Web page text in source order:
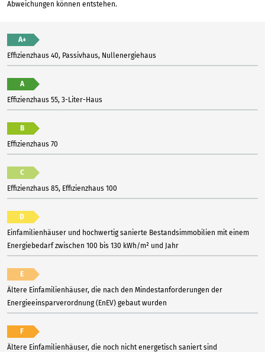
Abweichungen können entstehen.
A+
Effizienzhaus 40, Passivhaus, Nullenergiehaus
A
Effizienzhaus 55, 3-Liter-Haus
B
Effizienzhaus 70
C
Effizienzhaus 85, Effizienzhaus 100
D
Einfamilienhäuser und hochwertig sanierte Bestandsimmobilien mit einem
Energiebedarf zwischen 100 bis 130 kWh/m² und Jahr
E
Ältere Einfamilienhäuser, die nach den Mindestanforderungen der
Energieeinsparverordnung (EnEV) gebaut wurden
F
Ältere Einfamilienhäuser, die noch nicht energetisch saniert sind